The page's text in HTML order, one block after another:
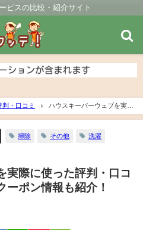
ビスの比較・紹介サイト
・口コミ
ハウスキーパーウェブを実際
クーポン情報も紹介！
掃除 その他 洗濯
実際に使った評判・口コ
ーポン情報も紹介！